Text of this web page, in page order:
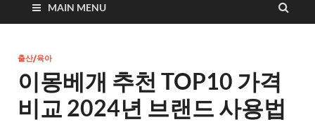
MAIN MENU
출산/육아
이몽베개 추천 TOP10 가격
비교 2024년 브랜드 사용법